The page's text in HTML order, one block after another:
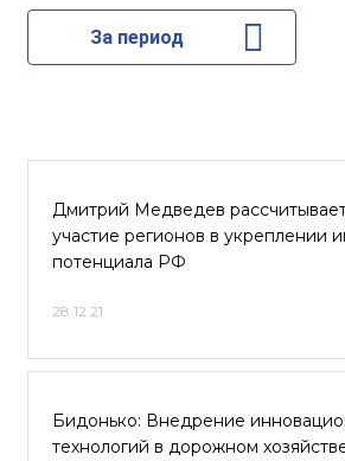
За период
Дмитрий Медведев
участие регионов в укреплении
потенциала РФ
28.12.21
Бидонько: Внедрение
технологий в дорожном